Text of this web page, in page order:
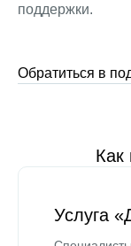
поддержки.
Обратиться в
Как
Услуга